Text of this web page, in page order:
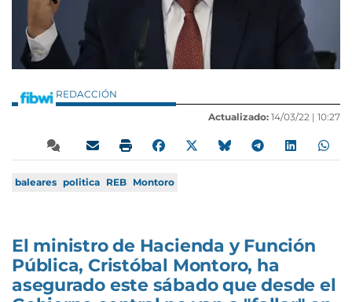
REDACCIÓN
Actualizado: 14/03/22 | 10:27
baleares politica REB Montoro
El ministro de Hacienda y Función
Pública, Cristóbal Montoro, ha
asegurado este sábado que desde el